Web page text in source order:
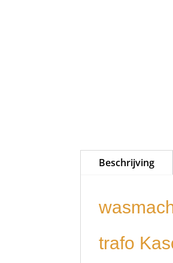
Beschrijving
trafo